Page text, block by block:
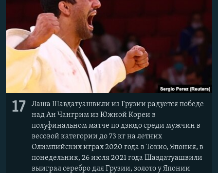
17
Лаша Шавдатуашвили из Грузии радуется победе
над Ан Чангрим из Южной Кореи в
полуфинальном матче по дзюдо среди мужчин в
весовой категории до 73 кг на летних
Олимпийских играх 2020 года в Токио, Япония, в
понедельник, 26 июля 2021 года Шавдатуашвили
выиграл серебро для Грузии, золото у Японии